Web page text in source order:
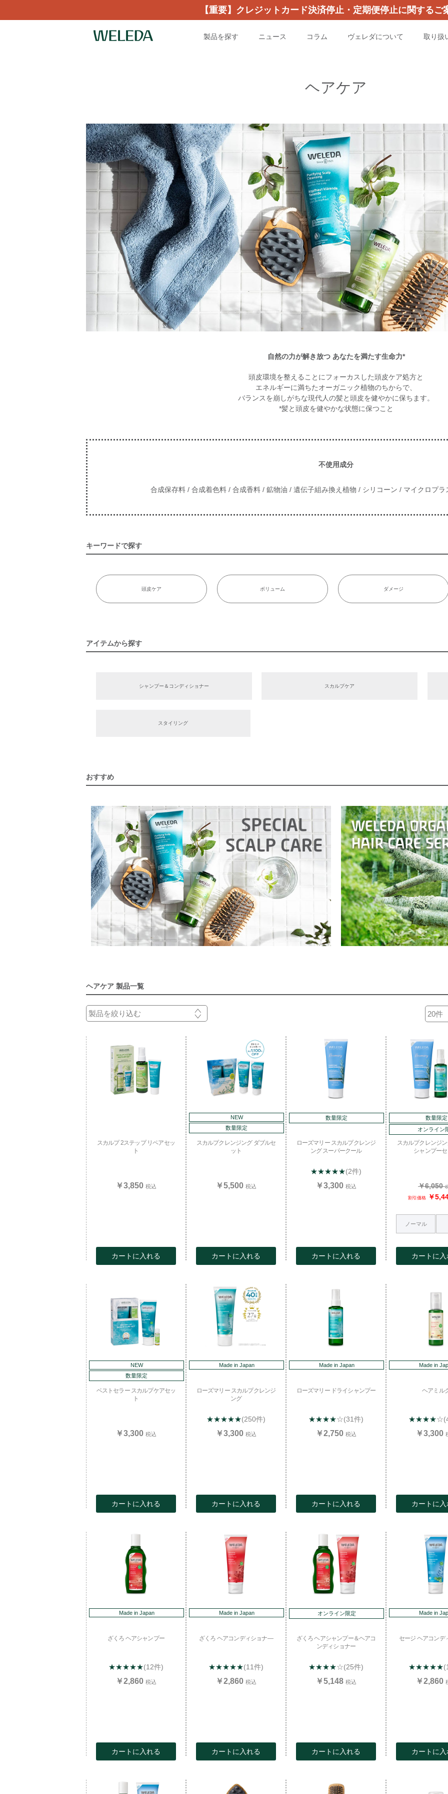
【重要】クレジットカード決済停止・定期便停止に関するご
製品を探す ニュース コラム ヴェレダについて 取り扱
ヘアケア
自然の力が解き放つ あなたを満たす生命力*
頭皮環境を整えることにフォーカスした頭皮ケア処方と
エネルギーに満ちたオーガニック植物のちからで、
バランスを崩しがちな現代人の髪と頭皮を健やかに保ちます。
*髪と頭皮を健やかな状態に保つこと
不使用成分
合成保存料 / 合成着色料 / 合成香料 / 鉱物油 / 遺伝子組み換え植物 / シリコーン / マイクロプ
キーワードで探す
頭皮ケア ボリューム ダメージ
アイテムから探す
シャンプー＆コンディショナー スカルプケア
スタイリング
おすすめ
ヘアケア 製品一覧
スカルプ 2ステップ リペアセッ
ト
￥3,850 税込
カートに入れる
NEW
数量限定
スカルプクレンジング ダブルセ
ット
￥5,500 税込
カートに入れる
数量限定
ローズマリー スカルプクレンジ
ング スーパークール
★★★★★(2件)
￥3,300 税込
カートに入れる
数量限定
オンライン
スカルプクレンジ
シャンプー
￥6,050
割引価格 ￥
ノーマル
カートに
NEW
数量限定
ベストセラー スカルプケアセッ
ト
￥3,300 税込
カートに入れる
Made in Japan
ローズマリー スカルプクレンジ
ング
★★★★★(250件)
￥3,300 税込
カートに入れる
Made in Japan
ローズマリー ドライシャンプー
★★★★☆(31件)
￥2,750 税込
カートに入れる
Made in
ヘアミル
★★★★☆
￥3,300
カートに
Made in Japan
ざくろ ヘアシャンプー
★★★★★(12件)
￥2,860 税込
カートに入れる
Made in Japan
ざくろ ヘアコンディショナ―
★★★★★(11件)
￥2,860 税込
カートに入れる
オンライン限定
ざくろ ヘアシャンプー＆ヘアコ
ンディショナー
★★★★☆(25件)
￥5,148 税込
カートに入れる
Made in
セージ ヘアコン
★★★★★
￥2,860
カートに
お買い物を続ける カートへ進む